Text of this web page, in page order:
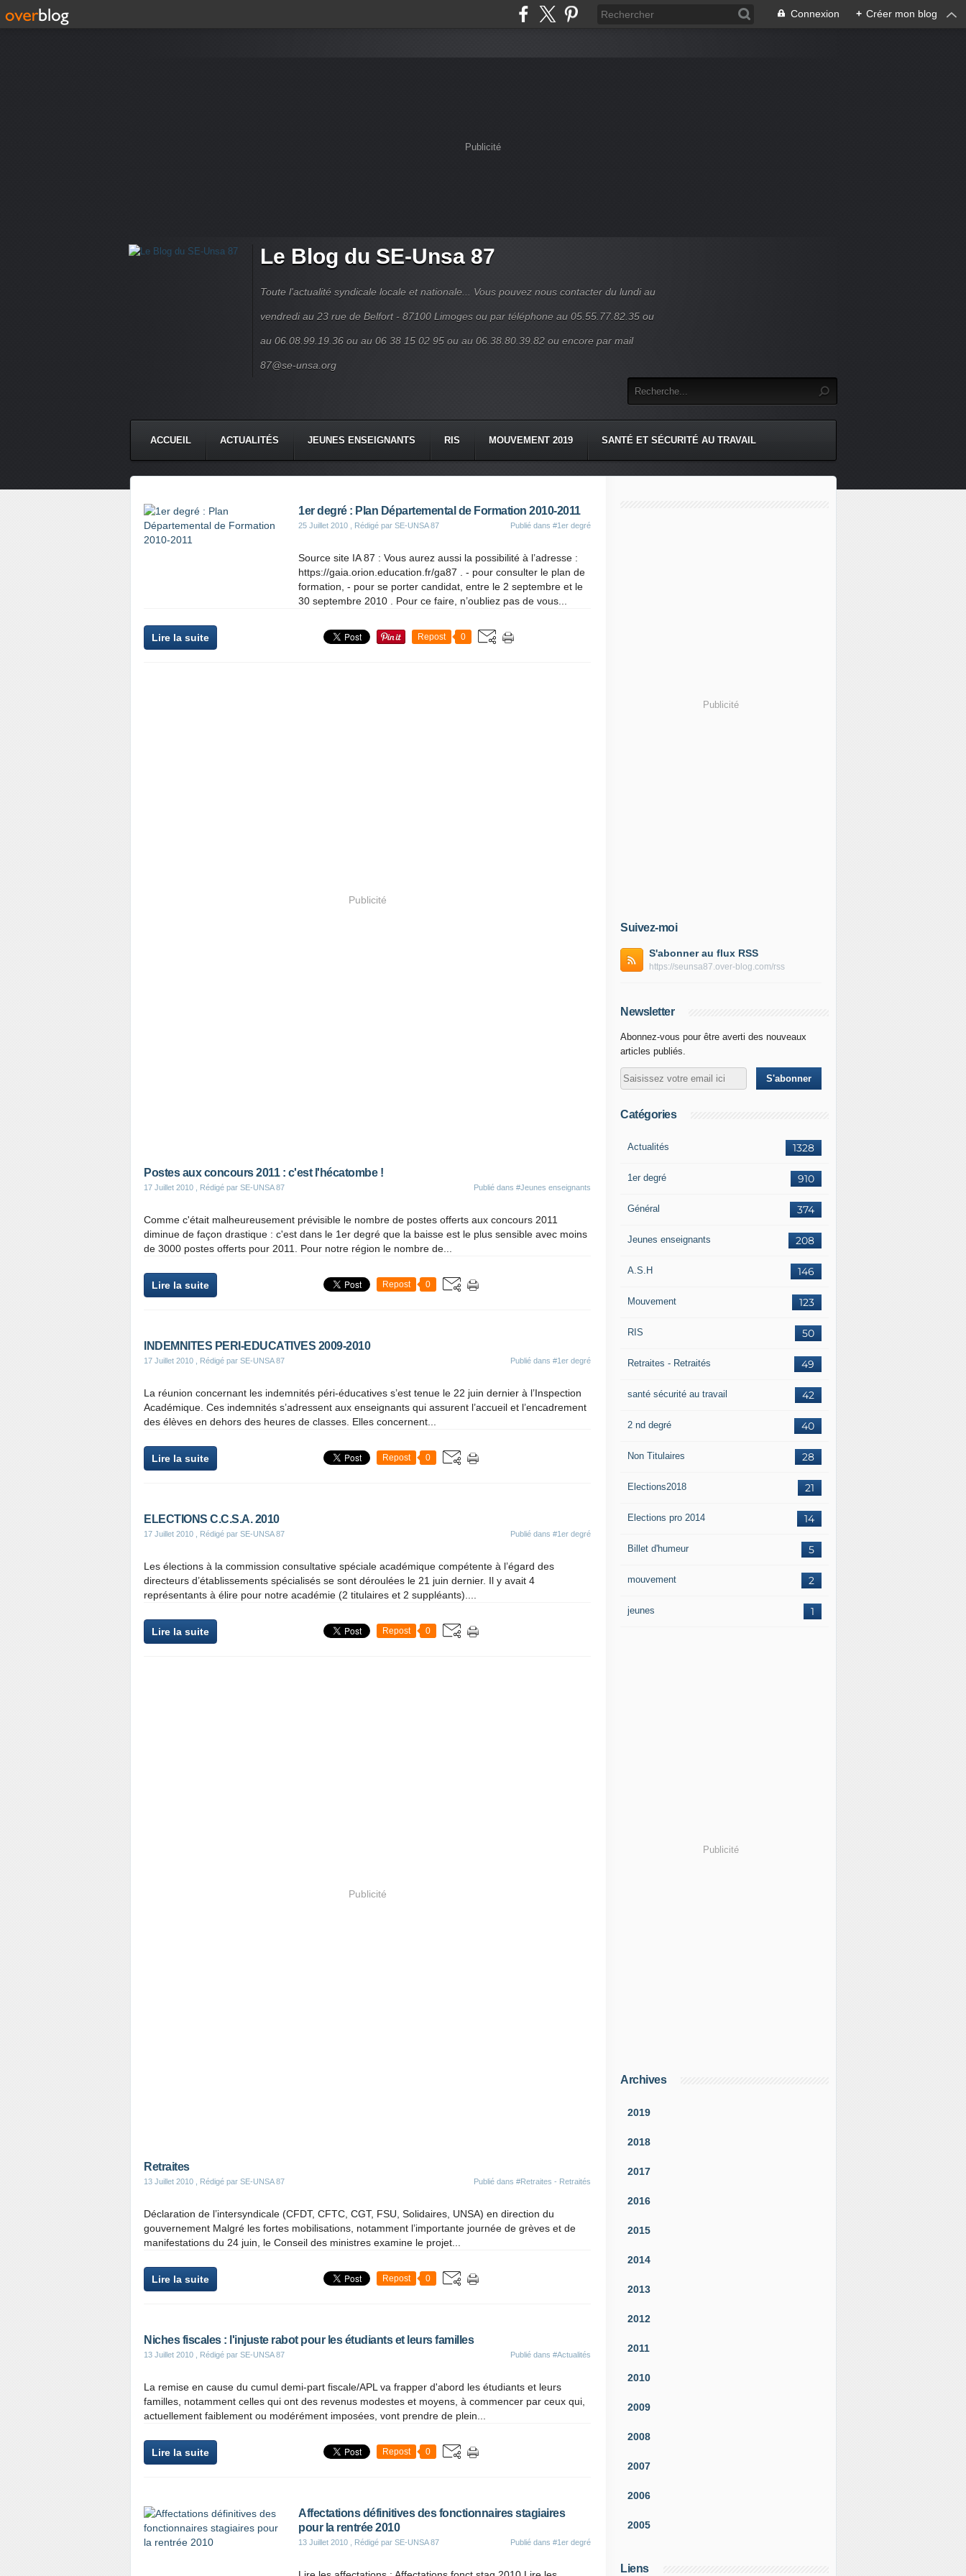
Connexion + Créer mon blog
Publicité
Le Blog du SE-Unsa 87
Toute l'actualité syndicale locale et nationale... Vous pouvez nous contacter du lundi au
vendredi au 23 rue de Belfort - 87100 Limoges ou par téléphone au 05.55.77.82.35 ou
au 06.08.99.19.36 ou au 06 38 15 02 95 ou au 06.38.80.39.82 ou encore par mail
87@se-unsa.org
ACCUEIL ACTUALITÉS JEUNES ENSEIGNANTS RIS MOUVEMENT 2019 SANTÉ ET SÉCURITÉ AU TRAVAIL
1er degré : Plan Départemental de Formation 2010-2011
25 Juillet 2010 , Rédigé par SE-UNSA 87 Publié dans #1er degré
Source site IA 87 : Vous aurez aussi la possibilité à l’adresse :
https://gaia.orion.education.fr/ga87 . - pour consulter le plan de
formation, - pour se porter candidat, entre le 2 septembre et le
30 septembre 2010 . Pour ce faire, n’oubliez pas de vous...
Lire la suite Repost 0
Publicité
Postes aux concours 2011 : c'est l'hécatombe !
17 Juillet 2010 , Rédigé par SE-UNSA 87 Publié dans #Jeunes enseignants
Comme c'était malheureusement prévisible le nombre de postes offerts aux concours 2011
diminue de façon drastique : c'est dans le 1er degré que la baisse est le plus sensible avec moins
de 3000 postes offerts pour 2011. Pour notre région le nombre de...
Lire la suite Repost 0
INDEMNITES PERI-EDUCATIVES 2009-2010
17 Juillet 2010 , Rédigé par SE-UNSA 87 Publié dans #1er degré
La réunion concernant les indemnités péri-éducatives s’est tenue le 22 juin dernier à l’Inspection
Académique. Ces indemnités s’adressent aux enseignants qui assurent l’accueil et l’encadrement
des élèves en dehors des heures de classes. Elles concernent...
Lire la suite Repost 0
ELECTIONS C.C.S.A. 2010
17 Juillet 2010 , Rédigé par SE-UNSA 87 Publié dans #1er degré
Les élections à la commission consultative spéciale académique compétente à l’égard des
directeurs d’établissements spécialisés se sont déroulées le 21 juin dernier. Il y avait 4
représentants à élire pour notre académie (2 titulaires et 2 suppléants)....
Lire la suite Repost 0
Publicité
Retraites
13 Juillet 2010 , Rédigé par SE-UNSA 87 Publié dans #Retraites - Retraités
Déclaration de l’intersyndicale (CFDT, CFTC, CGT, FSU, Solidaires, UNSA) en direction du
gouvernement Malgré les fortes mobilisations, notamment l’importante journée de grèves et de
manifestations du 24 juin, le Conseil des ministres examine le projet...
Lire la suite Repost 0
Niches fiscales : l'injuste rabot pour les étudiants et leurs familles
13 Juillet 2010 , Rédigé par SE-UNSA 87 Publié dans #Actualités
La remise en cause du cumul demi-part fiscale/APL va frapper d'abord les étudiants et leurs
familles, notamment celles qui ont des revenus modestes et moyens, à commencer par ceux qui,
actuellement faiblement ou modérément imposées, vont prendre de plein...
Lire la suite Repost 0
Affectations définitives des fonctionnaires stagiaires
pour la rentrée 2010
13 Juillet 2010 , Rédigé par SE-UNSA 87 Publié dans #1er degré
Publicité
Suivez-moi
S'abonner au flux RSS
https://seunsa87.over-blog.com/rss
Newsletter
Abonnez-vous pour être averti des nouveaux
articles publiés.
Catégories
1328
Actualités
910
1er degré
374
Général
208
Jeunes enseignants
146
A.S.H
123
Mouvement
50
RIS
49
Retraites - Retraités
42
santé sécurité au travail
40
2 nd degré
28
Non Titulaires
21
Elections2018
14
Elections pro 2014
5
Billet d'humeur
2
mouvement
1
jeunes
Publicité
Archives
2019
2018
2017
2016
2015
2014
2013
2012
2011
2010
2009
2008
2007
2006
2005
Liens